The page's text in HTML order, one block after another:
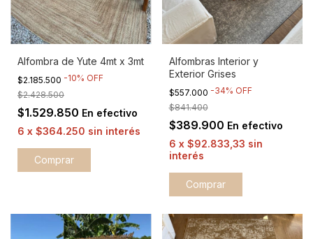
Alfombra de Yute 4mt x 3mt
$2.185.500 -10% OFF
$2.428.500
$1.529.850 En efectivo
6 x $364.250 sin interés
Alfombras Interior y
Exterior Grises
$557.000 -34% OFF
$841.400
$389.900 En efectivo
6 x $92.833,33 sin
interés
Comprar